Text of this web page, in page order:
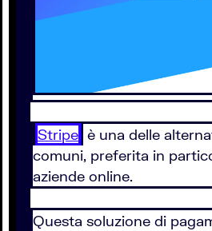
Stripe è una delle
comuni, preferita in
aziende online.
Questa soluzione di